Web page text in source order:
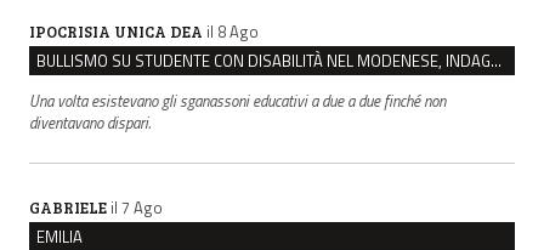
IPOCRISIA UNICA DEA il 8 Ago
BULLISMO SU STUDENTE CON DISABILITÀ NEL MODENESE, INDAGATI DUE RAGAZZI DI 16 ANNI
Una volta esistevano gli sganassoni educativi a due a due finché non
diventavano dispari.
GABRIELE il 7 Ago
EMILIA